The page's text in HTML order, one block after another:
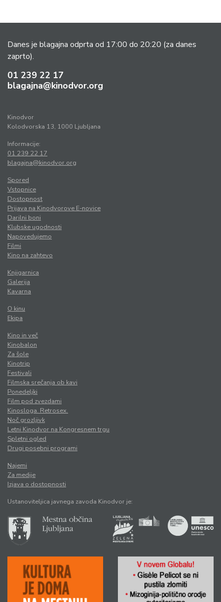
Danes je blagajna odprta od 17:00 do 20:20 (za danes
zaprto).
01 239 22 17
blagajna@kinodvor.org
Kinodvor
Kolodvorska 13, 1000 Ljubljana
Informacije:
01 239 22 17
blagajna@kinodvor.org
Spored
Vstopnice
Dostopnost
Prijava na Kinodvorove E-novice
Darilni boni
Klubske ugodnosti
Napovedujemo
Filmi
Kino na zahtevo
Knjigarnica
Galerija
Kavarna
O kinu
Ekipa
Kino in več
Kinobalon
Za šole
Kinotrip
Festivali
Filmska srečanja ob kavi
Ponedeljki
Film pod zvezdami
Kinosloga. Retrosex.
Noč grozljivk
Letni Kinodvor na Kongresnem trgu
Spletni ogled
Drugi posebni programi
Najemi
Za medije
Izjava o dostopnosti
Ustanoviteljica javnega zavoda Kinodvor je: